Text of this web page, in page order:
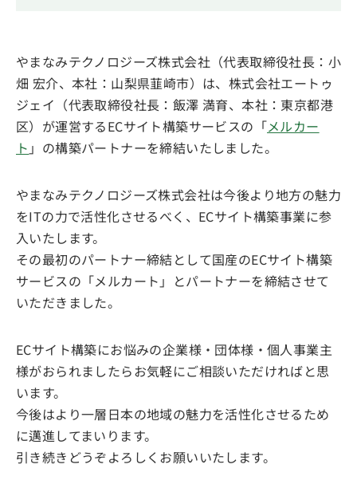
やまなみテクノロジーズ株式会社（代表取締役社長：小
畑 宏介、本社：山梨県韮崎市）は、株式会社エートゥ
ジェイ（代表取締役社長：飯澤 満育、本社：東京都港
区）が運営するECサイト構築サービスの「メルカー
ト 」の構築パートナーを締結いたしました。
やまなみテクノロジーズ株式会社は今後より地方の魅力
をITの力で活性化させるべく、ECサイト構築事業に参
入いたします。
その最初のパートナー締結として国産のECサイト構築
サービスの「メルカート」とパートナーを締結させて
いただきました。
ECサイト構築にお悩みの企業様・団体様・個人事業主
様がおられましたらお気軽にご相談いただければと思
います。
今後はより一層日本の地域の魅力を活性化させるため
に邁進してまいります。
引き続きどうぞよろしくお願いいたします。